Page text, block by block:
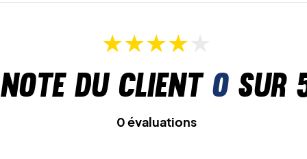
Note du client 0sur
0 évaluations